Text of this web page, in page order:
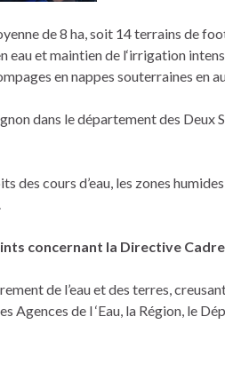
de 8 ha, soit 14 terrains de
et maintien de l‘irrigation
en nappes souterraines en
dans le département des Deux
des cours d’eau, les zones
concernant la Directive Cadre
de l’eau et des terres,
Agences de l ‘Eau, la Région, le